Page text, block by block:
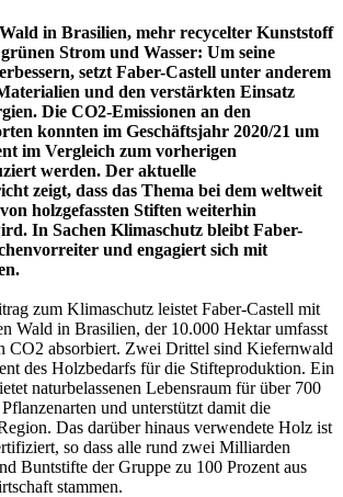
in Brasilien, mehr recycelter Kunststoff
Strom und Wasser: Um seine
setzt Faber-Castell unter anderem
und den verstärkten Einsatz
Die CO2-Emissionen an den
konnten im Geschäftsjahr 2020/21 um
im Vergleich zum vorherigen
werden. Der aktuelle
zeigt, dass das Thema bei dem weltweit
holzgefassten Stiften weiterhin
In Sachen Klimaschutz bleibt Faber-
und engagiert sich mit
zum Klimaschutz leistet Faber-Castell mit
Wald in Brasilien, der 10.000 Hektar umfasst
CO2 absorbiert. Zwei Drittel sind Kiefernwald
des Holzbedarfs für die Stifteproduktion. Ein
naturbelassenen Lebensraum für über 700
und unterstützt damit die
Das darüber hinaus verwendete Holz ist
so dass alle rund zwei Milliarden
Buntstifte der Gruppe zu 100 Prozent aus
stammen.